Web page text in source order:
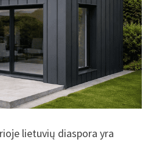
lietuvių diaspora yra